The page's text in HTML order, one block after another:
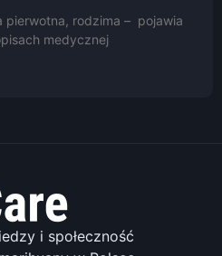
pierwotna, rodzima – pojawia
medycznej
i społeczność